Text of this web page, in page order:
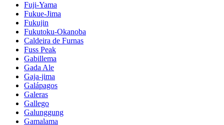
Fuji-Yama
Fukue-Jima
Fukujin
Fukutoku-Okanoba
Caldeira de Furnas
Fuss Peak
Gabillema
Gada Ale
Gaja-jima
Galápagos
Galeras
Gallego
Galunggung
Gamalama